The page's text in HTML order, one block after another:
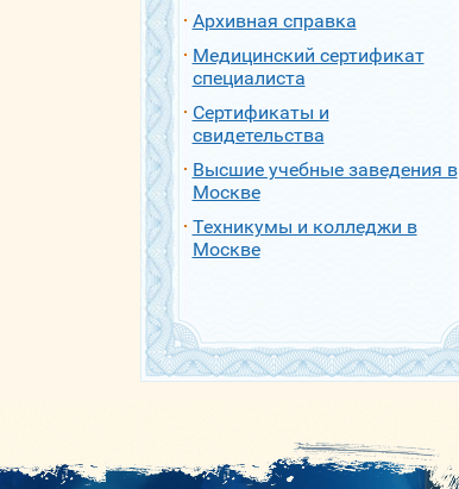
Архивная справка
Медицинский сертификат
специалиста
Сертификаты и
свидетельства
Высшие учебные заведения в
Москве
Техникумы и колледжи в
Москве